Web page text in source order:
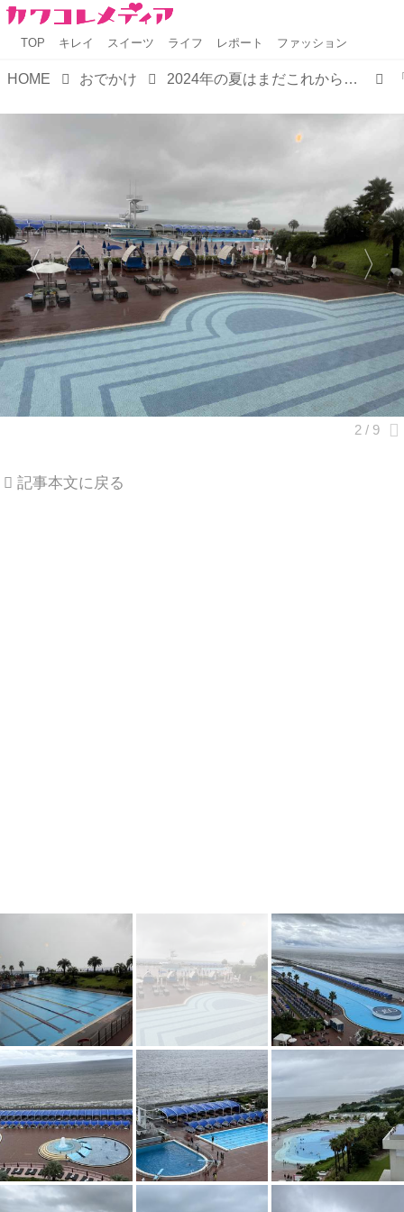
TOP キレイ スイーツ ライフ レポート ファッション
HOME おでかけ 2024年の夏はまだこれから♡大磯プリンスホテルで味わう極上レイトサマー
記事本文に戻る